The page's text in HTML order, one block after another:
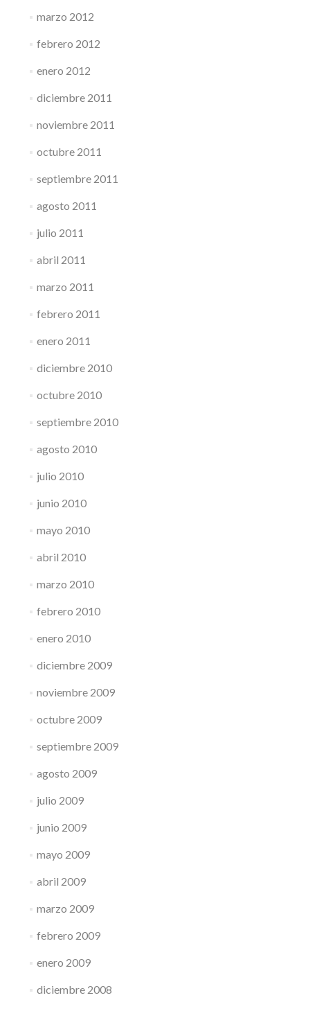
marzo 2012
febrero 2012
enero 2012
diciembre 2011
noviembre 2011
octubre 2011
septiembre 2011
agosto 2011
julio 2011
abril 2011
marzo 2011
febrero 2011
enero 2011
diciembre 2010
octubre 2010
septiembre 2010
agosto 2010
julio 2010
junio 2010
mayo 2010
abril 2010
marzo 2010
febrero 2010
enero 2010
diciembre 2009
noviembre 2009
octubre 2009
septiembre 2009
agosto 2009
julio 2009
junio 2009
mayo 2009
abril 2009
marzo 2009
febrero 2009
enero 2009
diciembre 2008